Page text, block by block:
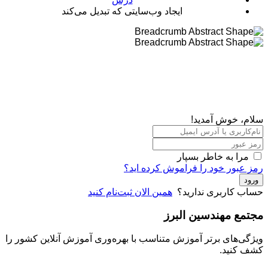
ایجاد وب‌سایتی که تبدیل می‌کند
خوش آمدید!
مرا به خاطر بسپار
عبور خود را فراموش کرده اید؟
کاربری ندارید؟ همین الان ثبت‌نام کنید
مهندسین البرز
برتر آموزش متناسب با بهره‌وری آموزش آنلاین کشور را
کنید.